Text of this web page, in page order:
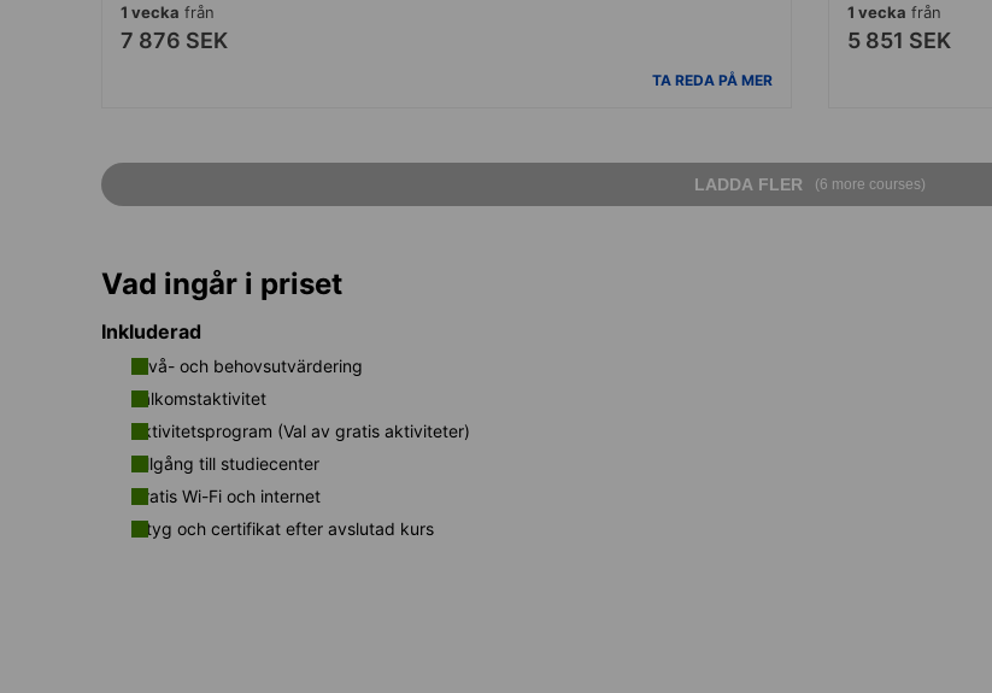
1 vecka från
7 876 SEK
TA REDA PÅ MER
1 vecka från
5 851 SEK
LADDA FLER (6 more courses)
Vad ingår i priset
Inkluderad
Nivå- och behovsutvärdering
Välkomstaktivitet
Aktivitetsprogram (Val av gratis aktiviteter)
Tillgång till studiecenter
Gratis Wi-Fi och internet
Intyg och certifikat efter avslutad kurs